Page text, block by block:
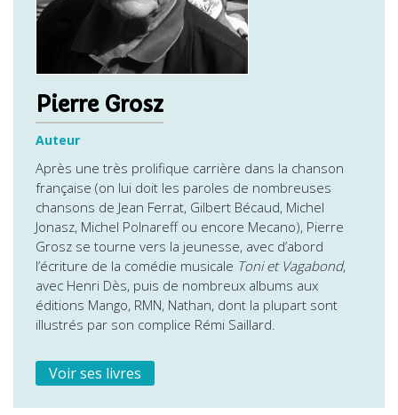
Pierre Grosz
Auteur
Après une très prolifique carrière dans la chanson
française (on lui doit les paroles de nombreuses
chansons de Jean Ferrat, Gilbert Bécaud, Michel
Jonasz, Michel Polnareff ou encore Mecano), Pierre
Grosz se tourne vers la jeunesse, avec d’abord
l’écriture de la comédie musicale Toni et Vagabond,
avec Henri Dès, puis de nombreux albums aux
éditions Mango, RMN, Nathan, dont la plupart sont
illustrés par son complice Rémi Saillard.
Voir ses livres